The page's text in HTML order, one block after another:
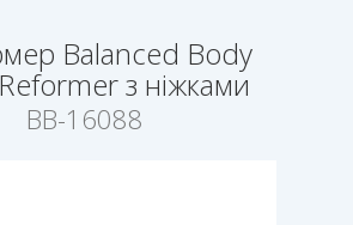
Balanced Body
з ніжками
BB-16088